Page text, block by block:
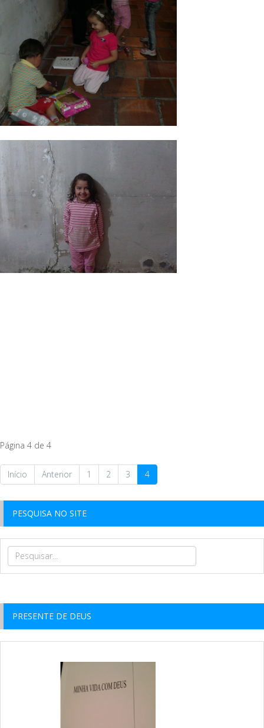
Página 4 de 4
Início Anterior 1 2 3 4
PESQUISA NO SITE
PRESENTE DE DEUS